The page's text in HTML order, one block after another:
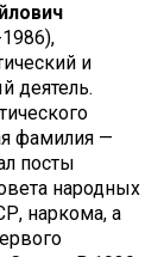
и
деятель.
фамилия —
посты
народных
наркома, а